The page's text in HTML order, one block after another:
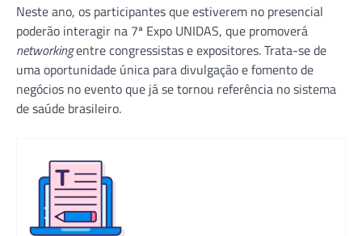
Neste ano, os participantes que estiverem no presencial
poderão interagir na 7ª Expo UNIDAS, que promoverá
networkingentre congressistas e expositores. Trata-se de
uma oportunidade única para divulgação e fomento de
negócios no evento que já se tornou referência no sistema
de saúde brasileiro.